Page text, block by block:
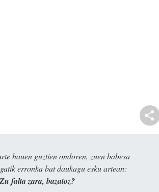
hauen guztien ondoren, zuen babesa
erronka bat daukagu esku artean:
Zu falta zara, bazatoz?